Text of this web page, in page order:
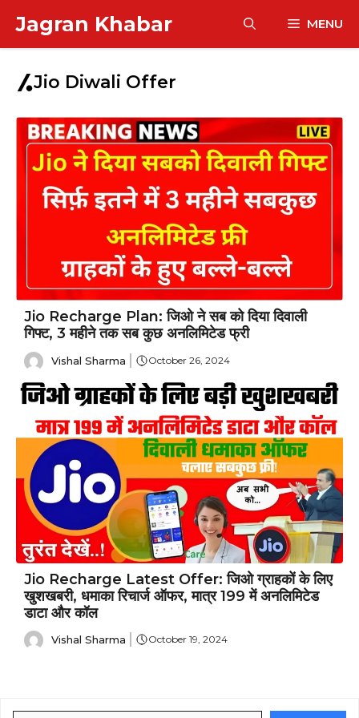
content
Jagran Khabar MENU
Jio Diwali Offer
Jio Recharge Plan: जिओ ने सब को दिया दिवाली
गिफ्ट, 3 महीने तक सब कुछ अनलिमिटेड फ्री
Vishal Sharma October 26, 2024
Jio Recharge Latest Offer: जिओ ग्राहकों के लिए
खुशखबरी, धमाका रिचार्ज ऑफर, मात्र ₹199 में अनलिमिटेड
डाटा और कॉल
Vishal Sharma October 19, 2024